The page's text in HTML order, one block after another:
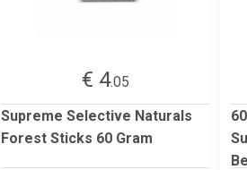
€ 4.05
Supreme Selective Naturals
Forest Sticks 60 Gram